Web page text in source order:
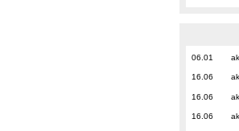
06.01
16.06
16.06
16.06